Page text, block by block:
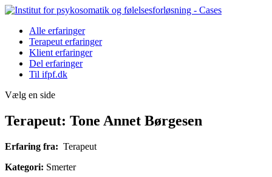
Alle erfaringer
Terapeut erfaringer
Klient erfaringer
Del erfaringer
Til ifpf.dk
Vælg en side
Terapeut: Tone Annet Børgesen
Erfaring fra: Terapeut
Kategori: Smerter